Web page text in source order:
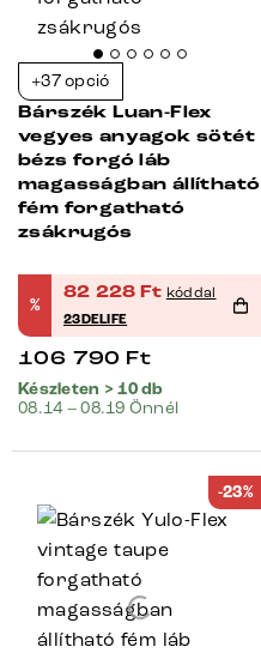
+37 opció
Bárszék Luan-Flex
vegyes anyagok sötét
bézs forgó láb
magasságban állítható
fém forgatható
zsákrugós
%
82 228 Ft kóddal
23DELIFE
106 790 Ft
Készleten > 10 db
08.14 – 08.19 Önnél
-23%